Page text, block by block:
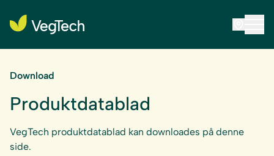
Download
Produktdatablad
VegTech produktdatablad kan downloades på denne
side.